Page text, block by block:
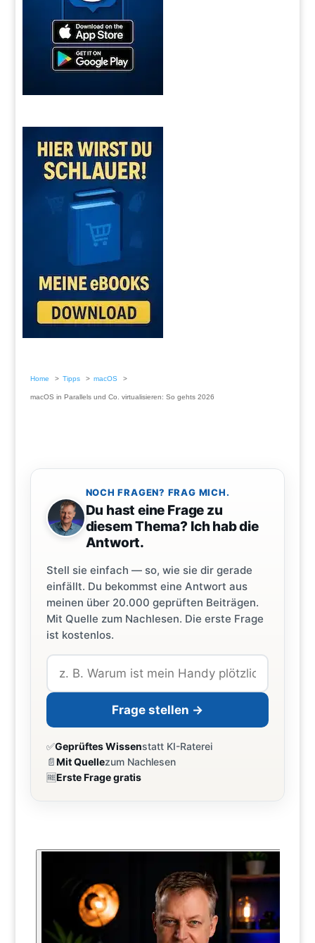
Home Tipps macOS
macOS in Parallels und Co. virtualisieren: So gehts 2026
NOCH FRAGEN? FRAG MICH.
Du hast eine Frage zu
diesem Thema? Ich hab die
Antwort.
Stell sie einfach — so, wie sie dir gerade
einfällt. Du bekommst eine Antwort aus
meinen über 20.000 geprüften Beiträgen.
Mit Quelle zum Nachlesen. Die erste Frage
ist kostenlos.
Frage stellen →
✅Geprüftes Wissenstatt KI-Raterei
📄Mit Quellezum Nachlesen
🆓Erste Frage gratis